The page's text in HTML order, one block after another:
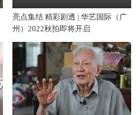
亮点集结 精彩剧透 | 华艺国际（广
州）2022秋拍即将开启